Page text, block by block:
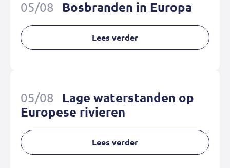
05/08 Bosbranden in Europa
Lees verder
05/08
Lage waterstanden op
Europese rivieren
Lees verder